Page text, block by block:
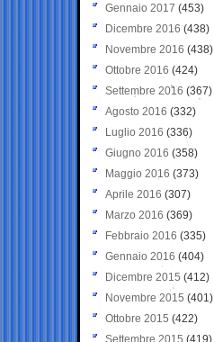
Gennaio 2017 (453)
Dicembre 2016 (438)
Novembre 2016 (438)
Ottobre 2016 (424)
Settembre 2016 (367)
Agosto 2016 (332)
Luglio 2016 (336)
Giugno 2016 (358)
Maggio 2016 (373)
Aprile 2016 (307)
Marzo 2016 (369)
Febbraio 2016 (335)
Gennaio 2016 (404)
Dicembre 2015 (412)
Novembre 2015 (401)
Ottobre 2015 (422)
Settembre 2015 (419)